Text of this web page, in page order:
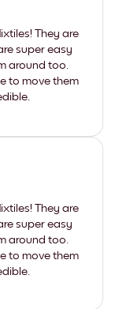
They are
super easy
around too.
to move them
They are
super easy
around too.
to move them